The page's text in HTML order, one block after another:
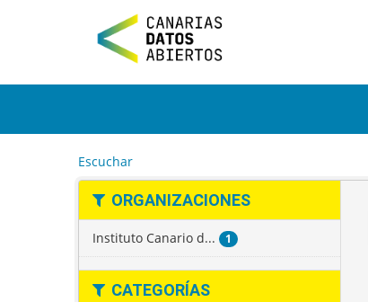
t
Escuchar
ORGANIZACIONES
Instituto Canario d... 1
CATEGORÍAS